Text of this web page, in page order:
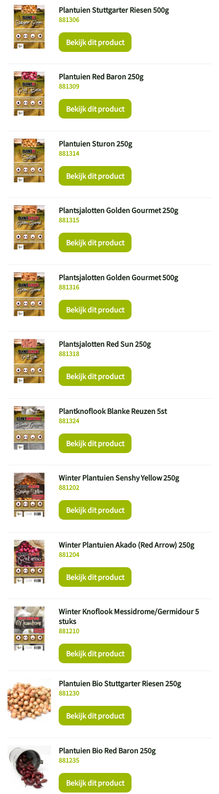
881306
Plantuien Stuttgarter Riesen 500g
Bekijk dit product
881309
Plantuien Red Baron 250g
Bekijk dit product
881314
Plantuien Sturon 250g
Bekijk dit product
881315
Plantsjalotten Golden Gourmet 250g
Bekijk dit product
881316
Plantsjalotten Golden Gourmet 500g
Bekijk dit product
881318
Plantsjalotten Red Sun 250g
Bekijk dit product
881324
Plantknoflook Blanke Reuzen 5st
Bekijk dit product
881202
Winter Plantuien Senshy Yellow 250g
Bekijk dit product
881204
Winter Plantuien Akado (Red Arrow) 250g
Bekijk dit product
881210
Winter Knoflook Messidrome/Germidour 5
stuks
Bekijk dit product
881230
Plantuien Bio Stuttgarter Riesen 250g
Bekijk dit product
881235
Plantuien Bio Red Baron 250g
Bekijk dit product